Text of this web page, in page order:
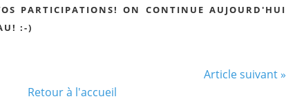
PARTICIPATIONS! ON CONTINUE AUJOURD'HUI
:-)
Article suivant »
Retour à l'accueil